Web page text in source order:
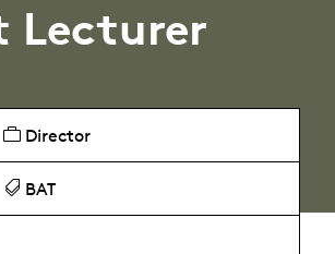
Lecturer
Director
BAT